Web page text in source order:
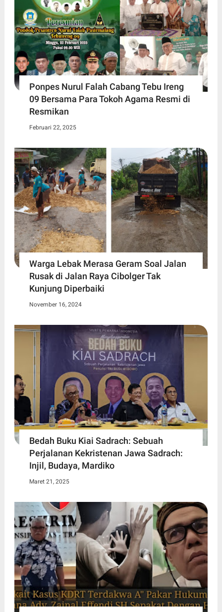
Ponpes Nurul Falah Cabang Tebu Ireng
09 Bersama Para Tokoh Agama Resmi di
Resmikan
Februari 22, 2025
Warga Lebak Merasa Geram Soal Jalan
Rusak di Jalan Raya Cibolger Tak
Kunjung Diperbaiki
November 16, 2024
Bedah Buku Kiai Sadrach: Sebuah
Perjalanan Kekristenan Jawa Sadrach:
Injil, Budaya, Mardiko
Maret 21, 2025